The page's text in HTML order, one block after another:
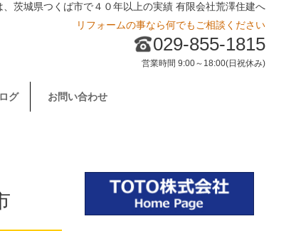
、茨城県つくば市で４０年以上の実績 有限会社荒澤住建へ
リフォームの事なら何でもご相談ください
029-855-1815
営業時間 9:00～18:00(日祝休み)
グ お問い合わせ